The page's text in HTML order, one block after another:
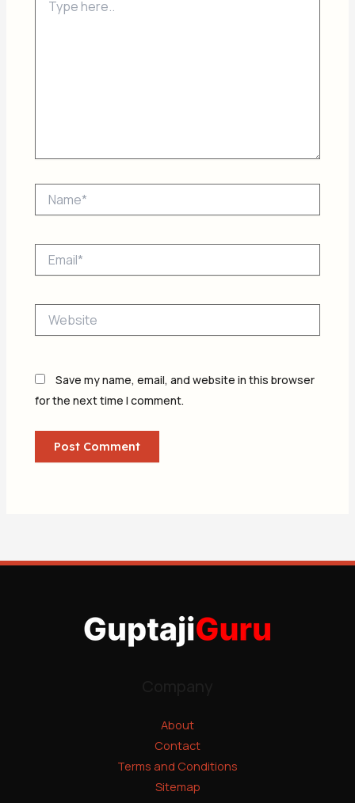
here..
Save my name, email, and website in this browser
for the next time I comment.
About
Contact
Terms and Conditions
Sitemap